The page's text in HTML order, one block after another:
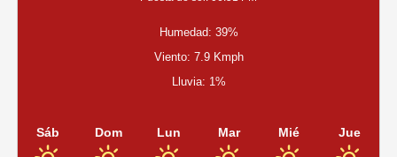
Humedad: 39%
Viento: 7.9 Kmph
Lluvia: 1%
Sáb Dom Lun Mar Mié Jue